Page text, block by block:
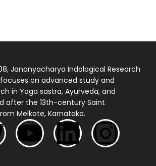
Jananyacharya Indological Research
on advanced study and
in Yoga sastra, Ayurveda, and
after the 13th-century Saint
Melkote, Karnataka.